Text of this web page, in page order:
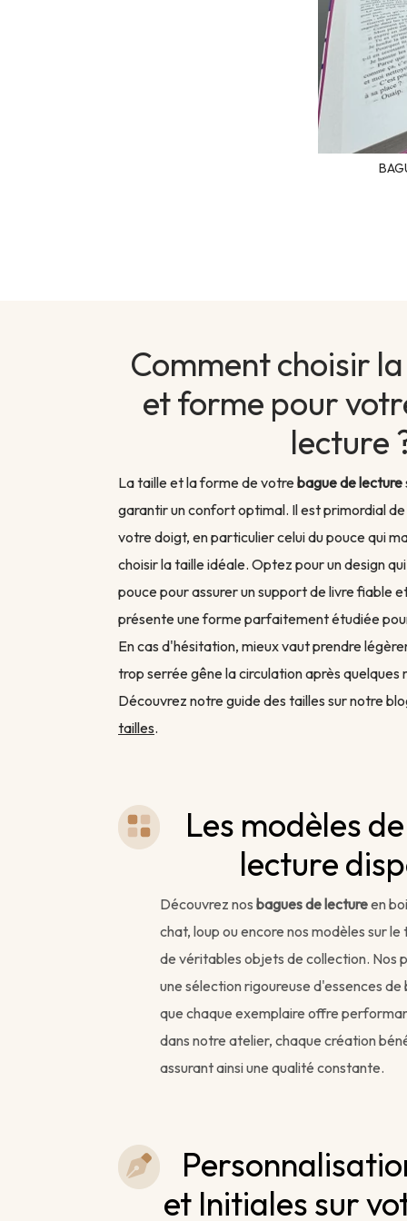
Comment choisir
et forme pour
lecture
La taille et la forme de votrebague de lecture
garantir un confort optimal. Il est primordial
votre doigt, en particulier celui du pouce qui
choisir la taille idéale. Optez pour un design
pouce pour assurer un support de livre fiable
présente une forme parfaitement étudiée
En cas d'hésitation, mieux vaut prendre
trop serrée gêne la circulation après quelques
Découvrez notre guide des tailles sur notre
tailles.
Les modèles
lecture
Découvrez nos bagues de lectureen
chat, loup ou encore nos modèles sur
de véritables objets de collection. Nos
une sélection rigoureuse d'essences
que chaque exemplaire offre
dans notre atelier, chaque création
assurant ainsi une qualité constante.
et Initiales sur